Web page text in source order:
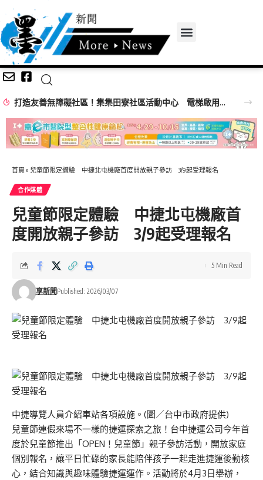
打造友善無障礙社區！集集田寮社區活動中心 電梯啟用典禮
首頁 » 兒童節限定體驗 中捷北屯機廠首度開放親子參訪 3/9起受理報名
合作媒體
兒童節限定體驗 中捷北屯機廠首
度開放親子參訪 3/9起受理報名
享新聞 Published: 2026/03/07
5 Min Read
中捷導覽人員介紹車站各項設施。(圖／台中市政府提供)
兒童節連假來場不一樣的捷運探索之旅！台中捷運公司今年首
度於兒童節推出「OPEN！兒童節」親子參訪活動，開放家庭
個別報名，讓平日忙碌的家長能陪伴孩子一起走進捷運後勤核
心，結合知識與趣味體驗捷運運作。活動將於4月3日舉辦，